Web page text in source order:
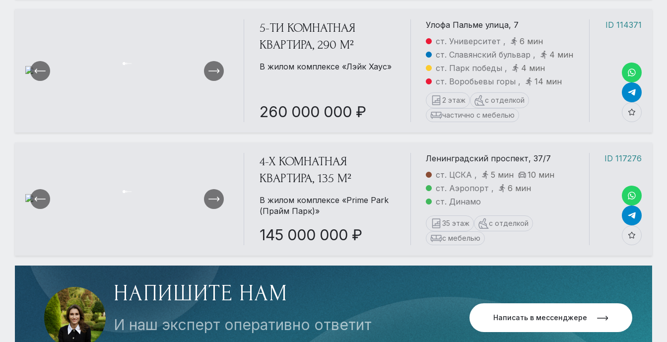
5-ТИ КОМНАТНАЯ
КВАРТИРА, 290 М²
В жилом комплексе «Лэйк Хаус»
260 000 000 ₽
Улофа Пальме улица, 7
ст. Университет ,
6 мин
ст. Славянский бульвар ,
4 мин
ст. Парк победы ,
4 мин
ст. Воробьевы горы ,
14 мин
2 этаж
с отделкой
частично с мебелью
ID 114371
4-Х КОМНАТНАЯ
КВАРТИРА, 135 М²
В жилом комплексе «Prime Park
(Прайм Парк)»
145 000 000 ₽
Ленинградский проспект, 37/7
ст. ЦСКА ,
5 мин
10 мин
ст. Аэропорт ,
6 мин
ст. Динамо
35 этаж
с отделкой
с мебелью
ID 117276
НАПИШИТЕ НАМ
И наш эксперт оперативно ответит
Написать в мессенджере